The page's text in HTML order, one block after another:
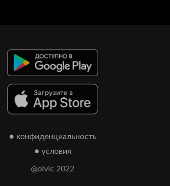
● конфиденциальность
● условия
@olvic 2022